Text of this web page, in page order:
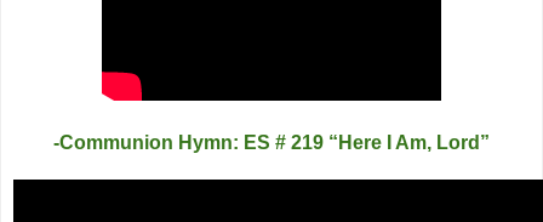
-Communion Hymn: ES # 219 “Here I Am, Lord”